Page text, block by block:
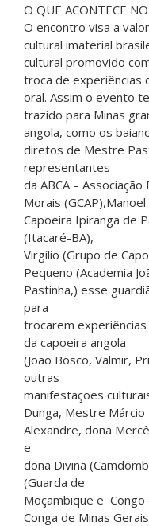
O QUE ACONTECE
O encontro visa a
cultural imaterial
cultural promovido
troca de experiências
oral. Assim o evento
trazido para Minas
angola, como os
diretos de Mestre
representantes
da ABCA –
Morais
Capoeira Ipiranga de
(Itacaré-BA),
Virgílio (Grupo de
Pequeno (Academia
Pastinha,) esse
para
trocarem
da capoeira angola
(João Bosco, Valmir,
outras
manifestações
Dunga, Mestre Márcio
Alexandre, dona
e
dona Divina
(Guarda de
Moçambique e
Conga de Minas